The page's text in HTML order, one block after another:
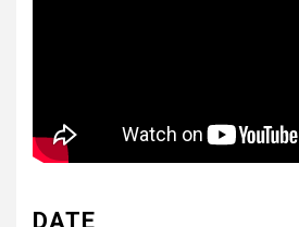
DATE